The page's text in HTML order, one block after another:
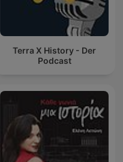
Terra X History - Der
Podcast